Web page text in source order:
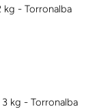
kg - Torronalba
kg - Torronalba